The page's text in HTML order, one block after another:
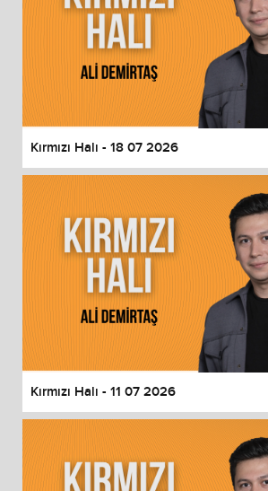
Kırmızı Halı - 18 07 2026
Kırmızı Halı - 11 07 2026